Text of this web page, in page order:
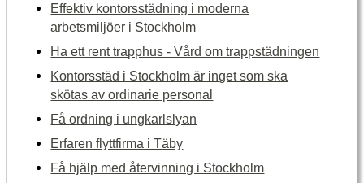
Effektiv kontorsstädning i moderna
arbetsmiljöer i Stockholm
Ha ett rent trapphus - Vård om trappstädningen
Kontorsstäd i Stockholm är inget som ska
skötas av ordinarie personal
Få ordning i ungkarlslyan
Erfaren flyttfirma i Täby
Få hjälp med återvinning i Stockholm